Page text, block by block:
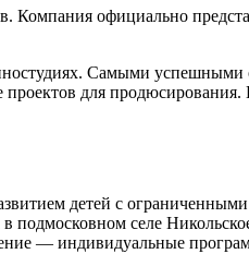
Компания официально
Самыми успешными
для продюсирования.
детей с
селе
— индивидуальные